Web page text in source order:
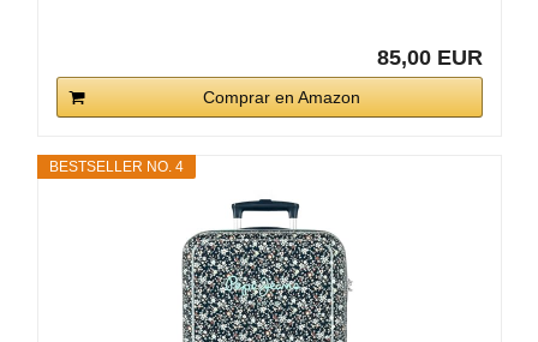
85,00 EUR
Comprar en Amazon
BESTSELLER NO. 4